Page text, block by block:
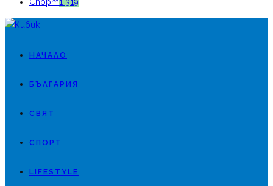
НАЧАЛО
БЪЛГАРИЯ
СВЯТ
СПОРТ
LIFESTYLE